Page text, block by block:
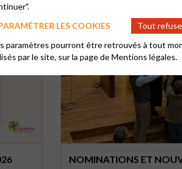
NOMINATIONS ET
LES COOKIES
Tout
paramètres pourront être retrouvés à tout
par le site, sur la page deMentions légales.